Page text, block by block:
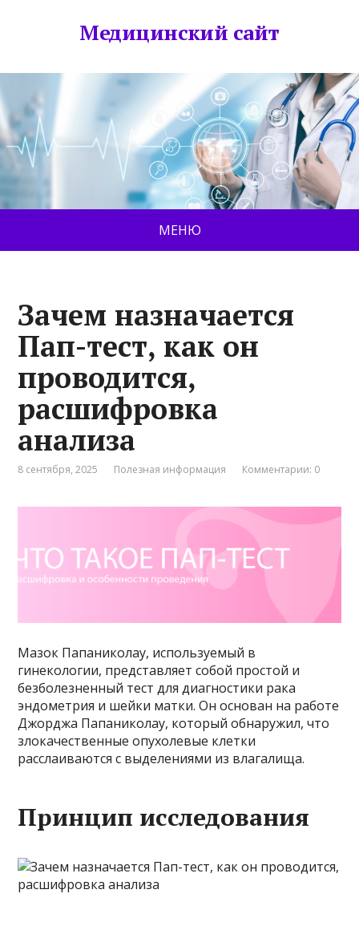
Медицинский сайт
МЕНЮ
Зачем назначается
Пап-тест, как он
проводится,
расшифровка
анализа
8 сентября, 2025 Полезная информация Комментарии: 0
Мазок Папаниколау, используемый в
гинекологии, представляет собой простой и
безболезненный тест для диагностики рака
эндометрия и шейки матки. Он основан на работе
Джорджа Папаниколау, который обнаружил, что
злокачественные опухолевые клетки
расслаиваются с выделениями из влагалища.
Принцип исследования